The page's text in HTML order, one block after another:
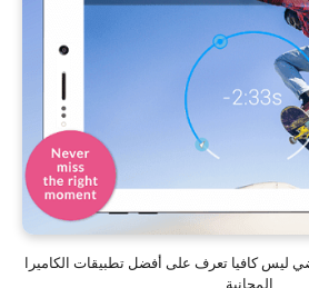
ليس كافيا تعرف على أفضل تطبيقات الكاميرا
المجانية